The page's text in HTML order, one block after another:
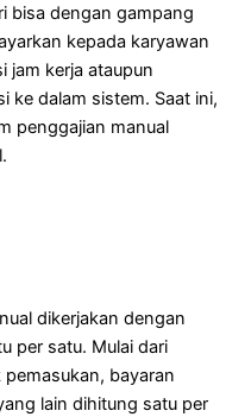
bisa dengan gampang
kepada karyawan
jam kerja ataupun
ke dalam sistem. Saat ini,
penggajian manual
dikerjakan dengan
per satu. Mulai dari
bayaran
lain dihitung satu per